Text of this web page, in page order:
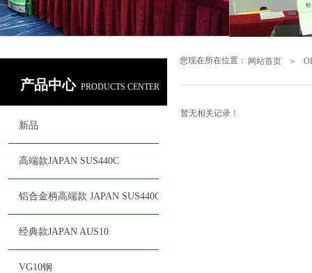
您现在所在位置： 网站首页 ＞
产品中心 PRODUCTS CENTER
暂无相关记录！
新品
高端款JAPAN SUS440C
铝合金柄高端款 JAPAN SUS440C
经典款JAPAN AUS10
VG10钢